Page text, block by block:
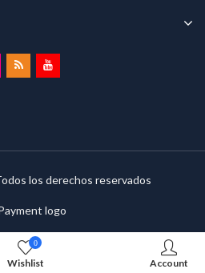
los derechos reservados
0
Wishlist Account